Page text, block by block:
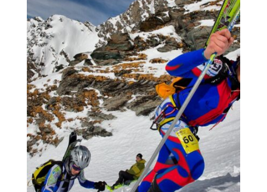
220,00 €
a
490,00 €